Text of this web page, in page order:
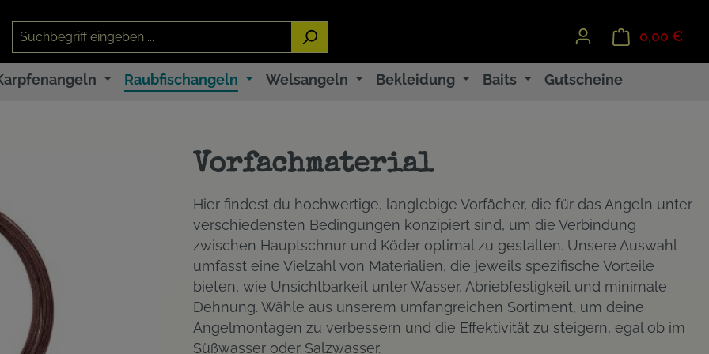
0,00 €
Raubfischangeln Welsangeln Bekleidung Baits
Gutscheine
Vorfachmaterial
Hier findest du hochwertige, langlebige Vorfächer, die für das Angeln unter
verschiedensten Bedingungen konzipiert sind, um die Verbindung
zwischen Hauptschnur und Köder optimal zu gestalten. Unsere Auswahl
umfasst eine Vielzahl von Materialien, die jeweils spezifische Vorteile
bieten, wie Unsichtbarkeit unter Wasser, Abriebfestigkeit und minimale
Dehnung. Wähle aus unserem umfangreichen Sortiment, um deine
Angelmontagen zu verbessern und die Effektivität zu steigern, egal ob im
Süßwasser oder Salzwasser.